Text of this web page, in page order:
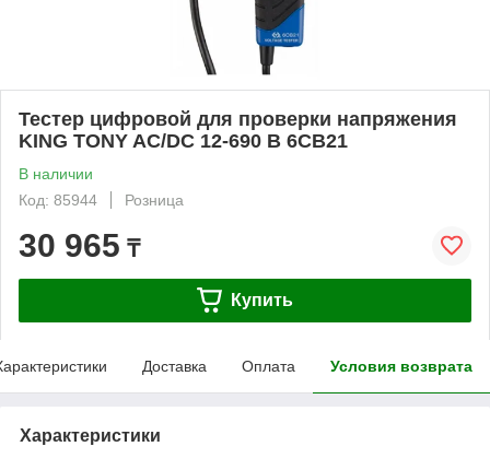
Тестер цифровой для проверки напряжения
KING TONY AC/DC 12-690 В 6CB21
В наличии
Код: 85944
Розница
30 965 ₸
Купить
Доставка Оплата Условия возврата
Характеристики